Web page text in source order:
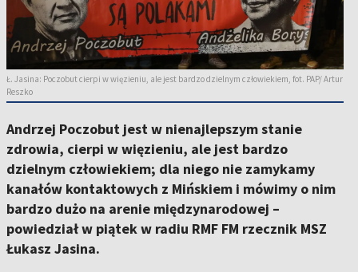
Ł. Jasina: Poczobut cierpi w więzieniu, ale jest bardzo dzielnym człowiekiem, fot. PAP/ Artur
Reszko
Andrzej Poczobut jest w nienajlepszym stanie
zdrowia, cierpi w więzieniu, ale jest bardzo
dzielnym człowiekiem; dla niego nie zamykamy
kanałów kontaktowych z Mińskiem i mówimy o nim
bardzo dużo na arenie międzynarodowej –
powiedział w piątek w radiu RMF FM rzecznik MSZ
Łukasz Jasina.